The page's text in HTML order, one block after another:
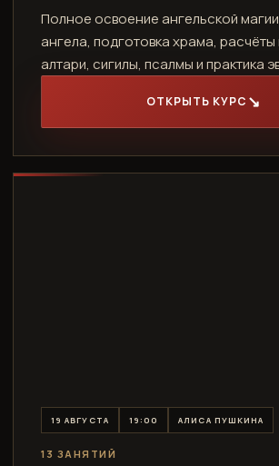
Полное освоение ангельской
ангела, подготовка храма, расчёты
алтари, сигилы, псалмы и практика
ОТКРЫТЬ КУРС
19 АВГУСТА 19:00 АЛИСА ПУШКИНА
13 ЗАНЯТИЙ